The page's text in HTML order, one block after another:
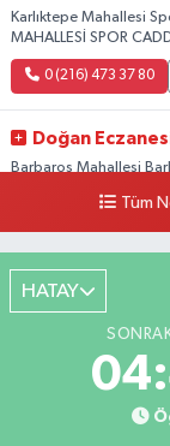
Karlıktepe Mahallesi
MAHALLESİ SPOR
0 (216) 473 37 80
Doğan
Barbaros Mahallesi
Mali Eczanesi
Merkez Mahallesi
REŞİTPAŞACADDESİ
DENİZKÖŞKLER
0 (532) 711 72 17
Tüm
HATAY